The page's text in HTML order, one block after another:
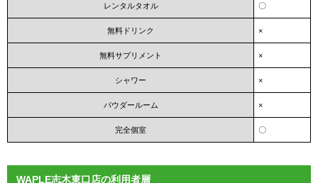
レンタルタオル 〇
無料ドリンク ×
無料サプリメント ×
シャワー ×
パウダールーム ×
完全個室 〇
WAPLE志木東口店の利用者層